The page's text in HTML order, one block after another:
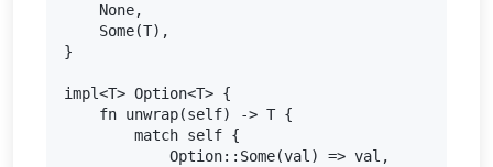
    None,
    Some(T),
}
impl<T> Option<T> {
    fn unwrap(self) -> T {
        match self {
            Option::Some(val) => val,